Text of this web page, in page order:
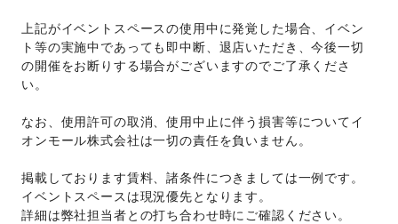
上記がイベントスペースの使用中に発覚した場合、イベン
ト等の実施中であっても即中断、退店いただき、今後一切
の開催をお断りする場合がございますのでご了承くださ
い。
なお、使用許可の取消、使用中止に伴う損害等についてイ
オンモール株式会社は一切の責任を負いません。
掲載しております賃料、諸条件につきましては一例です。
イベントスペースは現況優先となります。
詳細は弊社担当者との打ち合わせ時にご確認ください。